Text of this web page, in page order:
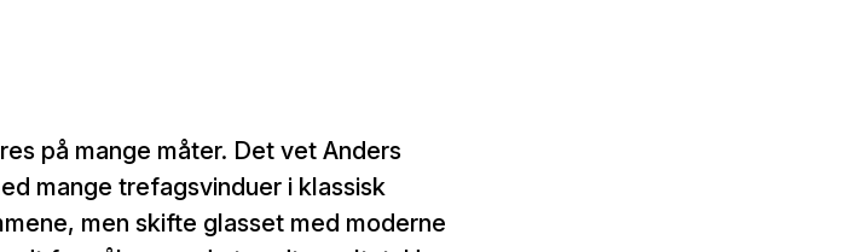
på mange måter. Det vet Anders
mange trefagsvinduer i klassisk
men skifte glasset med moderne